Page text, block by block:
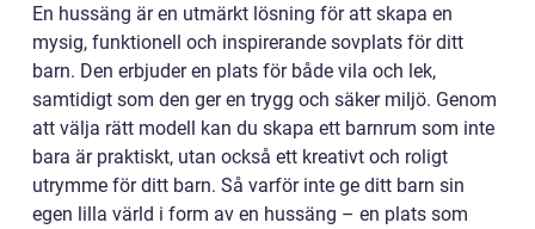
En hussäng är en utmärkt lösning för att skapa en
mysig, funktionell och inspirerande sovplats för ditt
barn. Den erbjuder en plats för både vila och lek,
samtidigt som den ger en trygg och säker miljö. Genom
att välja rätt modell kan du skapa ett barnrum som inte
bara är praktiskt, utan också ett kreativt och roligt
utrymme för ditt barn. Så varför inte ge ditt barn sin
egen lilla värld i form av en hussäng – en plats som